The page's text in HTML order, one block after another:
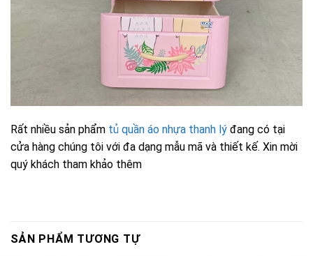
Rất nhiều sản phẩm tủ quần áo nhựa thanh lý đang có tại
cửa hàng chúng tôi với đa dạng mẫu mã và thiết kế. Xin mời
quý khách tham khảo thêm
SẢN PHẨM TƯƠNG TỰ